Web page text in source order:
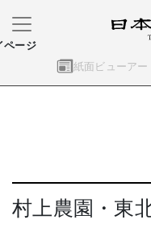
紙面ビューアー
ページ
村上農園・東